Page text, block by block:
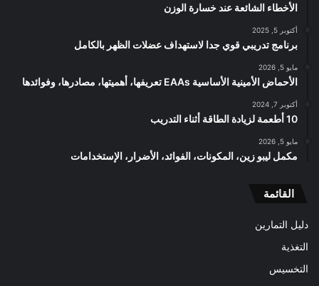
الأخطاء الشائعة عند خسارة الوزن
أكتوبر 5, 2025
برنامج تدريبي قوي جدا لاستهداف عضلات الظهر بالكامل
مايو 5, 2026
الأحماض الأمينية الأساسية EAAs تعريفها، أهميتها، مصادرها، وفوائدها
أكتوبر 7, 2024
10 أطعمة لزيادة الطاقة أثناء التدريب
مايو 5, 2026
مكمل ليبو زين، المكونات، الفوائد، الأضرار، الإستخدامات
القائمة
دليل التمارين
التغذية
التخسيس